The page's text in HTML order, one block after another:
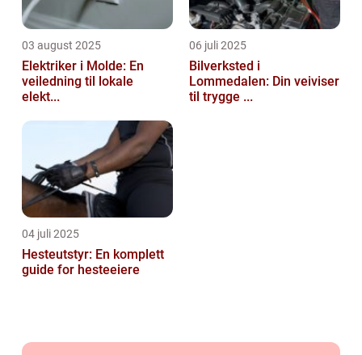
03 august 2025
Elektriker i Molde: En
veiledning til lokale
elekt...
06 juli 2025
Bilverksted i
Lommedalen: Din veiviser
til trygge ...
04 juli 2025
Hesteutstyr: En komplett
guide for hesteeiere